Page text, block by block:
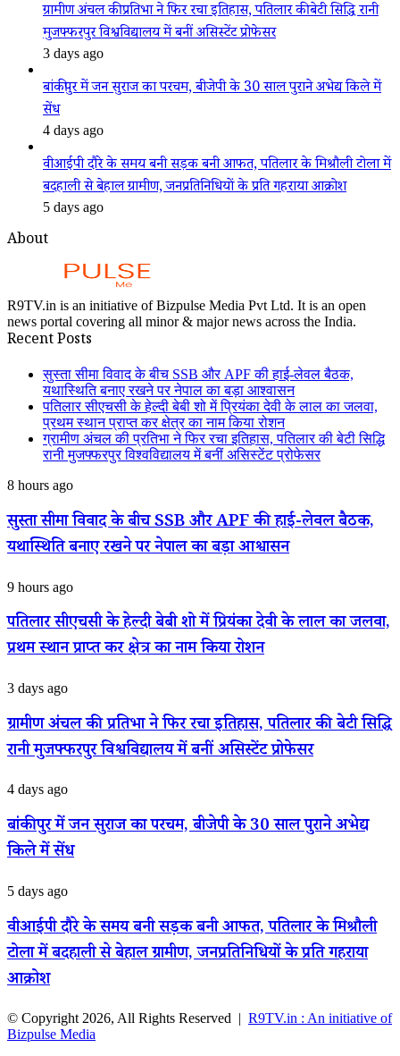
ग्रामीण अंचल की प्रतिभा ने फिर रचा इतिहास, पतिलार की बेटी सिद्धि रानी
मुजफ्फरपुर विश्वविद्यालय में बनीं असिस्टेंट प्रोफेसर
3 days ago
बांकीपुर में जन सुराज का परचम, बीजेपी के 30 साल पुराने अभेद्य किले में
सेंध
4 days ago
वीआईपी दौरे के समय बनी सड़क बनी आफत, पतिलार के मिश्रौली टोला में
बदहाली से बेहाल ग्रामीण, जनप्रतिनिधियों के प्रति गहराया आक्रोश
5 days ago
About
R9TV.in is an initiative of Bizpulse Media Pvt Ltd. It is an open
news portal covering all minor & major news across the India.
Recent Posts
सुस्ता सीमा विवाद के बीच SSB और APF की हाई-लेवल बैठक,
यथास्थिति बनाए रखने पर नेपाल का बड़ा आश्वासन
पतिलार सीएचसी के हेल्दी बेबी शो में प्रियंका देवी के लाल का जलवा,
प्रथम स्थान प्राप्त कर क्षेत्र का नाम किया रोशन
ग्रामीण अंचल की प्रतिभा ने फिर रचा इतिहास, पतिलार की बेटी सिद्धि
रानी मुजफ्फरपुर विश्वविद्यालय में बनीं असिस्टेंट प्रोफेसर
सुस्ता
विवाद
के
बीच
और
APF
की
हाई-
लेवल
बनाए
पर
नेपाल
का
आश्वासन
8 hours ago
सुस्ता सीमा विवाद के बीच SSB और APF की हाई-लेवल बैठक,
यथास्थिति बनाए रखने पर नेपाल का बड़ा आश्वासन
पतिलार
के
बेबी
में
प्रियंका
देवी
के
लाल
प्रथम
स्थान
प्राप्त
कर
क्षेत्र
नाम
रोशन
9 hours ago
पतिलार सीएचसी के हेल्दी बेबी शो में प्रियंका देवी के लाल का जलवा,
प्रथम स्थान प्राप्त कर क्षेत्र का नाम किया रोशन
ग्रामीण
की
प्रतिभा
ने
रचा
इतिहास,
पतिलार
की
बेटी
मुजफ्फरपुर
विश्वविद्यालय
में
बनीं
असिस्टेंट
प्रोफेसर
3 days ago
ग्रामीण अंचल की प्रतिभा ने फिर रचा इतिहास, पतिलार की बेटी सिद्धि
रानी मुजफ्फरपुर विश्वविद्यालय में बनीं असिस्टेंट प्रोफेसर
बांकीपुर
जन
सुराज
का
बीजेपी
के
30
साल
पुराने
अभेद्य
किले
सेंध
4 days ago
बांकीपुर में जन सुराज का परचम, बीजेपी के 30 साल पुराने अभेद्य
किले में सेंध
वीआईपी
के
समय
बनी
सड़क
बनी
पतिलार
के
5 days ago
वीआईपी दौरे के समय बनी सड़क बनी आफत, पतिलार के मिश्रौली
टोला में बदहाली से बेहाल ग्रामीण, जनप्रतिनिधियों के प्रति गहराया
आक्रोश
© Copyright 2026, All Rights Reserved | R9TV.in : An initiative of
Bizpulse Media